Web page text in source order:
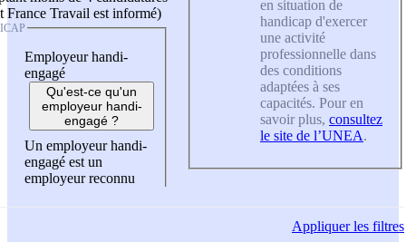
France Travail est informé)
Employeur handi-
engagé
Qu'est-ce qu'un
employeur handi-
engagé ?
Un employeur handi-
engagé est un
employeur reconnu
en situation de
handicap d'exercer
une activité
professionnelle dans
des conditions
adaptées à ses
capacités. Pour en
savoir plus, consultez
le site de l’UNEA.
Appliquerles filtres